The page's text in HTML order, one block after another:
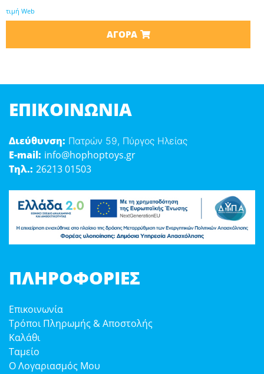
τιμή Web
ΑΓΟΡΆ
ΕΠΙΚΟΙΝΩΝΊΑ
Διεύθυνση: Πατρών 59, Πύργος Ηλείας
E-mail: info@hophoptoys.gr
Τηλ.: 26213 01503
ΠΛΗΡΟΦΟΡΊΕΣ
Επικοινωνία
Τρόποι Πληρωμής & Αποστολής
Καλάθι
Ταμείο
Ο Λογαριασμός Μου